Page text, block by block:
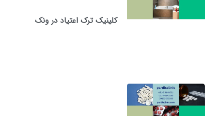
کلینیک ترک اعتیاد در ونک